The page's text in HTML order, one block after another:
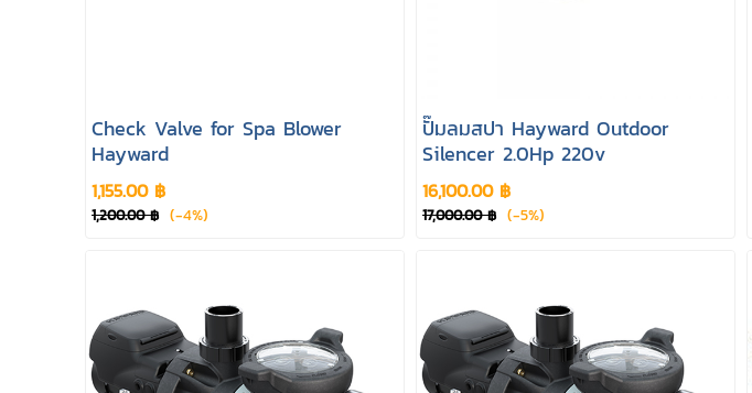
Check Valve for Spa Blower
Hayward
1,155.00 ฿
1,200.00 ฿ (-4%)
ปั๊มลมสปา Hayward Outdoor
Silencer 2.0Hp 220v
16,100.00 ฿
17,000.00 ฿ (-5%)